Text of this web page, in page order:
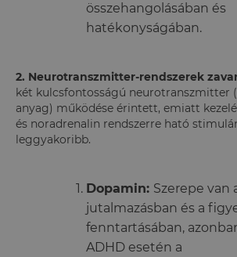
összehangolásában és
hatékonyságában.
2. Neurotranszmitter-rendszerek
két kulcsfontosságú neurotranszmitter
anyag) működése érintett, emiatt
és noradrenalin rendszerre ható
leggyakoribb.
Dopamin: Szerepe van
jutalmazásban és a
fenntartásában,
ADHD esetén a